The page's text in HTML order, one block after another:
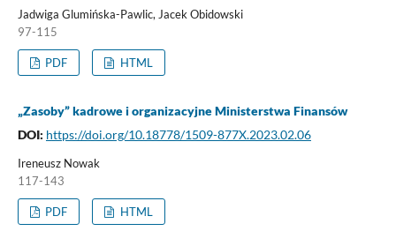
Jadwiga Glumińska-Pawlic, Jacek Obidowski
97-115
PDF HTML
„Zasoby” kadrowe i organizacyjne Ministerstwa Finansów
DOI: https://doi.org/10.18778/1509-877X.2023.02.06
Ireneusz Nowak
117-143
PDF HTML